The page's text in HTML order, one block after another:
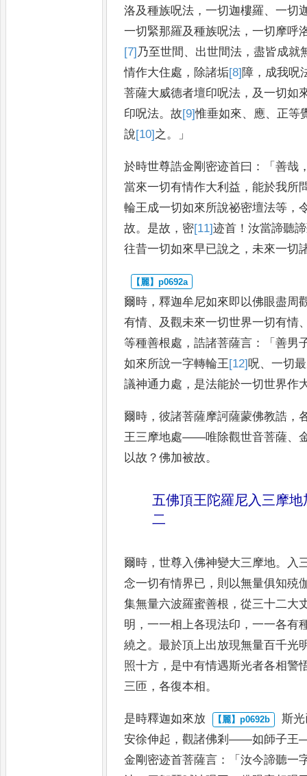
洛及種族呪法 ，一切迦樓羅、一切
一切緊那羅及種族呪法 ，一切摩呼
[7]乃至世間 、 出世間法 ，盡皆成就
情作大住處 ， 除諸垢[8]障 ， 成我呪
菩薩大威德者壇印呪法 ， 及一切如
印呪法。故[9]惟垂如來、 應、 正等
說[10]之 。」
於時世尊誥金剛密迹首曰 ：「善哉
當來一切有情作大利益 ，能於我所
輪王成一切如來所說祕密壇法等 ，
故。 是故 ， 密[11]迹首 ！汝當諦聽
往昔一切如來早已說之 ， 未來一切
爾時 ，釋迦牟尼如來即以佛眼盡周
有情、 及觀未來一切世界一切有情
等種善根處 ，誥諸菩薩言 ：「善男
如來所說一字轉輪王[12]呪、一切
議神通力處 ， 是法能於一切世界作
爾時 ，彼諸菩薩摩訶薩蒙佛教誥 ，
王三摩地處——唯除觀世音菩薩、
以故 ？佛加被故。
五佛頂王陀羅尼入三摩
二
爾時 ，世尊入佛神變大三摩地。
入
念一切有情界已 ， 則以無量俱知殑
集無量六波羅蜜善根 ，從三十二大
明 ，一一相上各現法印 ，一一各有
繞之。最於頂上出放現無量百千光
照十方 ， 是中有情遇斯光者各相警
三匝 ，各復本相 。
是時釋迦如來放
斯
安徐伸起 ，觀諸佛剎——如師子王
金剛密迹首菩薩言 ：「汝今諦聽一